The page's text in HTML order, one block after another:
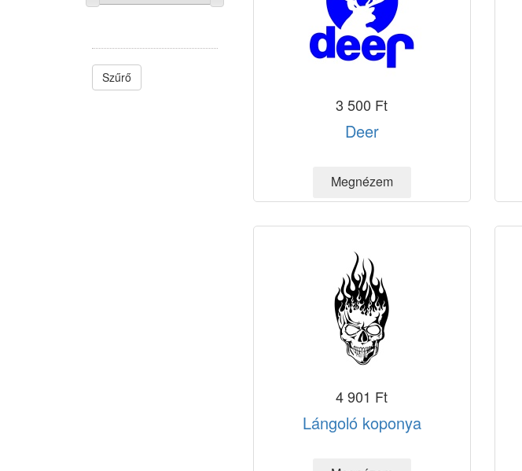
3 500 Ft
Deer
4 901 Ft
Lángoló koponya